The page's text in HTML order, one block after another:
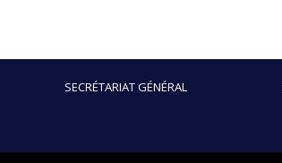
SECRÉTARIAT GÉNÉRAL